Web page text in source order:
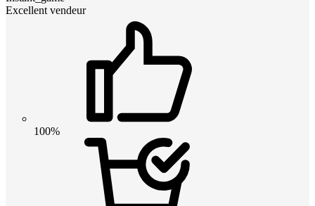
Excellent vendeur
100%